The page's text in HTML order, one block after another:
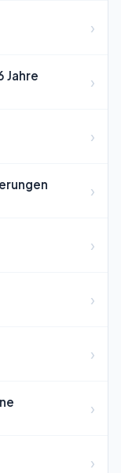
›
Jahre ›
›
›
›
›
›
›
›